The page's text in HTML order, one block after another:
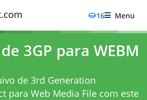
16 Menu
3GP para WEBM
de 3rd Generation
para Web Media File com este